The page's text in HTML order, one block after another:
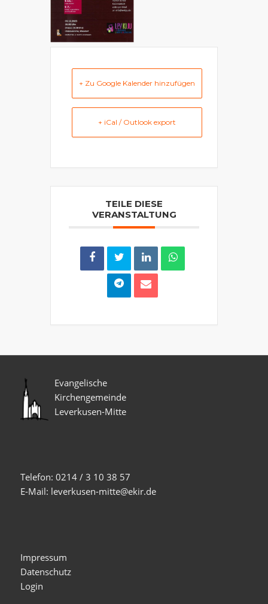
+ Zu Google Kalender hinzufügen
+ iCal / Outlook export
TEILE DIESE
VERANSTALTUNG
Evangelische
Kirchengemeinde
Leverkusen-Mitte
Telefon: 0214 / 3 10 38 57
E-Mail: leverkusen-mitte@ekir.de
Impressum
Datenschutz
Login